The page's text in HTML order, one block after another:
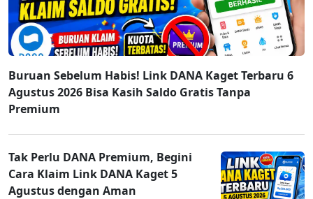
Buruan Sebelum Habis! Link DANA Kaget Terbaru 6
Agustus 2026 Bisa Kasih Saldo Gratis Tanpa
Premium
Tak Perlu DANA Premium, Begini
Cara Klaim Link DANA Kaget 5
Agustus dengan Aman